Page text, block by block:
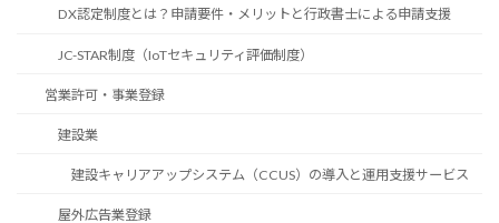
DX認定制度とは？申請要件・メリットと行政書士による申請支援
JC-STAR制度（IoTセキュリティ評価制度）
営業許可・事業登録
建設業
建設キャリアアップシステム（CCUS）の導入と運用支援サービス
屋外広告業登録